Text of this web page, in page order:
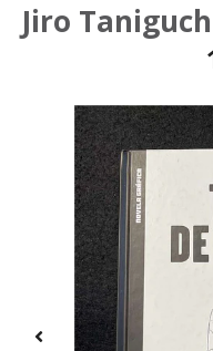
Jiro